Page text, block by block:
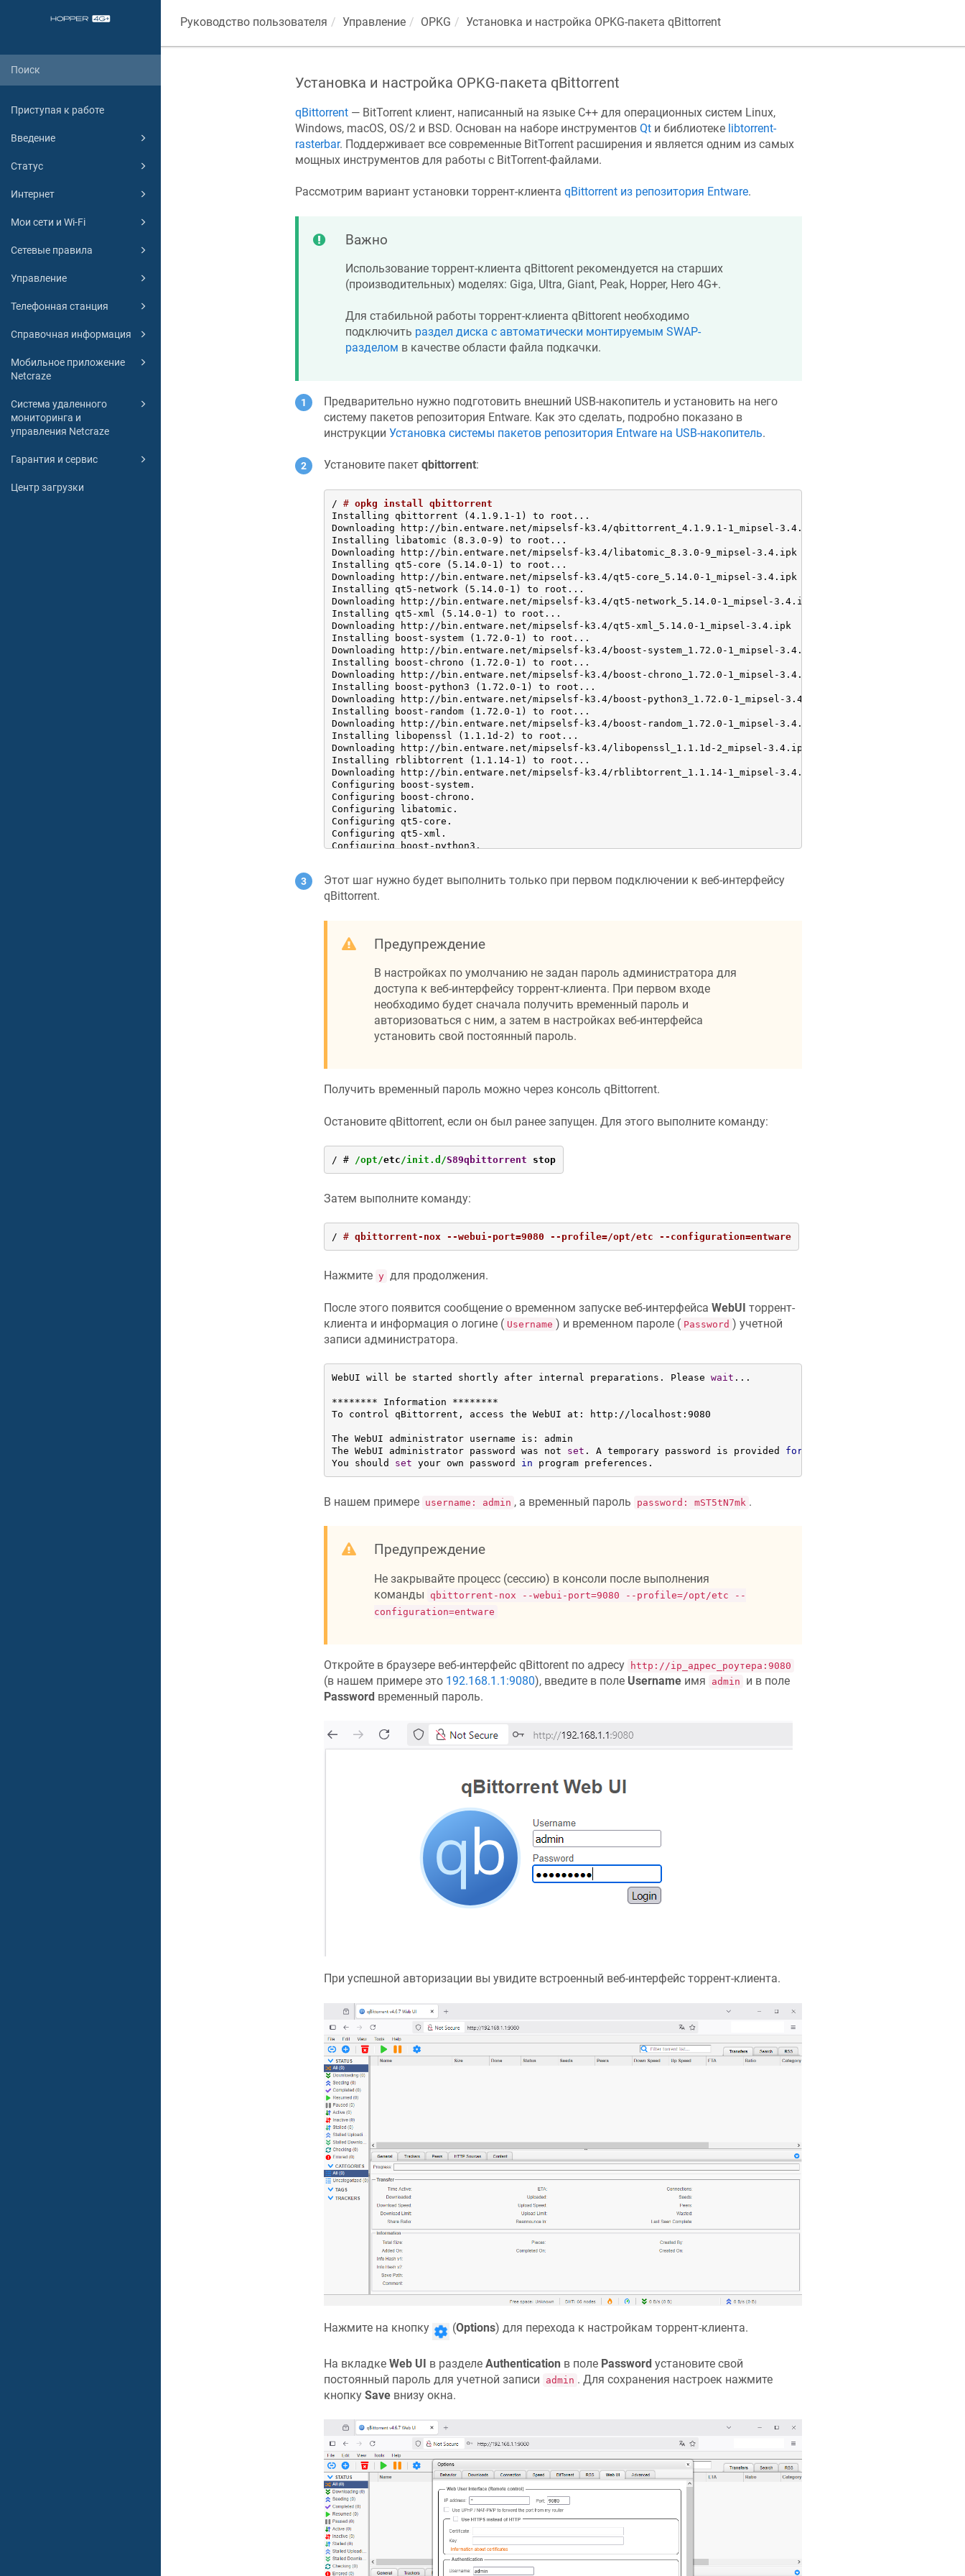
Приступая к работе
Введение
Статус
Интернет
Мои сети и Wi-Fi
Сетевые правила
Управление
Телефонная станция
Справочная информация
Мобильное приложение
Netcraze
Система удаленного
мониторинга и
управления Netcraze
Гарантия и сервис
Центр загрузки
Руководство пользователя Управление OPKG Установка и настройка OPKG-пакета qBittorrent
Установка и настройка OPKG-пакета qBittorrent
qBittorrent— BitTorrent клиент, написанный на языке C++ для операционных систем Linux,
Windows, macOS, OS/2 и BSD. Основан на наборе инструментов Qtи библиотеке libtorrent-
rasterbar. Поддерживает все современные BitTorrent расширения и является одним из самых
мощных инструментов для работы с BitTorrent-файлами.
Рассмотрим вариант установки торрент-клиента qBittorrent из репозитория Entware.
Важно
Использование торрент-клиента qBittorent рекомендуется на старших
(производительных) моделях: Giga, Ultra, Giant, Peak, Hopper, Hero 4G+.
Для стабильной работы торрент-клиента qBittorent необходимо
подключить раздел диска с автоматически монтируемым SWAP-
разделом в качестве области файла подкачки.
Предварительно нужно подготовить внешний USB-накопитель и установить на него
систему пакетов репозитория Entware. Как это сделать, подробно показано в
инструкции Установка системы пакетов репозитория Entware на USB-накопитель.
Установите пакет qbittorrent:
/ # opkg install qbittorrent
Installing qbittorrent (4.1.9.1-1) to root...
Downloading http://bin.entware.net/mipselsf-k3.4/qbittorrent_4.1.9.1-1_mipsel-3.4.ipk
Installing libatomic (8.3.0-9) to root...
Downloading http://bin.entware.net/mipselsf-k3.4/libatomic_8.3.0-9_mipsel-3.4.ipk
Installing qt5-core (5.14.0-1) to root...
Downloading http://bin.entware.net/mipselsf-k3.4/qt5-core_5.14.0-1_mipsel-3.4.ipk
Installing qt5-network (5.14.0-1) to root...
Downloading http://bin.entware.net/mipselsf-k3.4/qt5-network_5.14.0-1_mipsel-3.4.ipk
Installing qt5-xml (5.14.0-1) to root...
Downloading http://bin.entware.net/mipselsf-k3.4/qt5-xml_5.14.0-1_mipsel-3.4.ipk
Installing boost-system (1.72.0-1) to root...
Downloading http://bin.entware.net/mipselsf-k3.4/boost-system_1.72.0-1_mipsel-3.4.ipk
Installing boost-chrono (1.72.0-1) to root...
Downloading http://bin.entware.net/mipselsf-k3.4/boost-chrono_1.72.0-1_mipsel-3.4.ipk
Installing boost-python3 (1.72.0-1) to root...
Downloading http://bin.entware.net/mipselsf-k3.4/boost-python3_1.72.0-1_mipsel-3.4.ipk
Installing boost-random (1.72.0-1) to root...
Downloading http://bin.entware.net/mipselsf-k3.4/boost-random_1.72.0-1_mipsel-3.4.ipk
Installing libopenssl (1.1.1d-2) to root...
Downloading http://bin.entware.net/mipselsf-k3.4/libopenssl_1.1.1d-2_mipsel-3.4.ipk
Installing rblibtorrent (1.1.14-1) to root...
Downloading http://bin.entware.net/mipselsf-k3.4/rblibtorrent_1.1.14-1_mipsel-3.4.ipk
Configuring boost-system.
Configuring boost-chrono.
Configuring libatomic.
Configuring qt5-core.
Configuring qt5-xml.
Configuring boost-python3.
Configuring rblibtorrent.
Configuring qt5-network.
Этот шаг нужно будет выполнить только при первом подключении к веб-интерфейсу
qBittorrent.
Предупреждение
В настройках по умолчанию не задан пароль администратора для
доступа к веб-интерфейсу торрент-клиента. При первом входе
необходимо будет сначала получить временный пароль и
авторизоваться с ним, а затем в настройках веб-интерфейса
установить свой постоянный пароль.
Получить временный пароль можно через консоль qBittorrent.
Остановите qBittorrent, если он был ранее запущен. Для этого выполните команду:
/ # /opt/etc/init.d/S89qbittorrent stop
Затем выполните команду:
/ # qbittorrent-nox --webui-port=9080 --profile=/opt/etc --configuration=entware
Нажмите y для продолжения.
После этого появится сообщение о временном запуске веб-интерфейса WebUI торрент-
клиента и информация о логине ( Username ) и временном пароле ( Password ) учетной
записи администратора.
WebUI will be started shortly after internal preparations. Please wait ...
******** Information ********
To control qBittorrent, access the WebUI at: http://localhost:9080
The WebUI administrator username is: admin
The WebUI administrator password was not set . A temporary password is provided for
You should set your own password in program preferences.
В нашем примере username: admin , а временный пароль password: mST5tN7mk .
Предупреждение
Не закрывайте процесс (сессию) в консоли после выполнения
команды
qbittorrent-nox --webui-port=9080 --profile=/opt/etc --
configuration=entware
Откройте в браузере веб-интерфейс qBittorent по адресу http://ip_адрес_роутера:9080
(в нашем примере это 192.168.1.1:9080), введите в поле Usernameимя admin
и в поле
Passwordвременный пароль.
При успешной авторизации вы увидите встроенный веб-интерфейс торрент-клиента.
Нажмите на кнопку (Options) для перехода к настройкам торрент-клиента.
На вкладке Web UI в разделе Authentication в поле Passwordустановите свой
постоянный пароль для учетной записи
admin . Для сохранения настроек нажмите
кнопку Saveвнизу окна.